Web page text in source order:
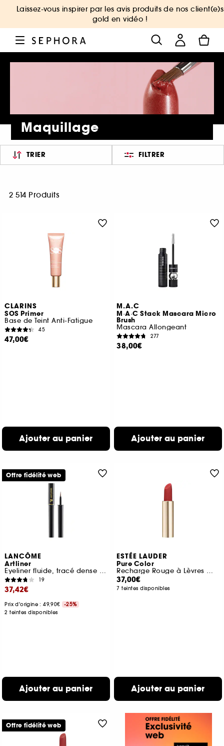
Laissez-vous inspirer par les avis produits de nos client(e)s
gold en vidéo !
Maquillage
TRIER FILTRER
2 514 Produits
CLARINS
SOS Primer
Base de Teint Anti-Fatigue
45
47,00€
Ajouter au panier
M.A.C
M·A·C Stack Mascara Micro
Brush
Mascara Allongeant
277
38,00€
Ajouter au panier
LANCÔME
Artliner
Eyeliner fluide, tracé dense et pinceau mousse
19
37,42€
Prix d'origine : 49,90€
-25%
2 teintes disponibles
Ajouter au panier
Offre fidélité web
ESTÉE LAUDER
Pure Color
Recharge Rouge à Lèvres mat
37,00€
7 teintes disponibles
Ajouter au panier
Offre fidélité web